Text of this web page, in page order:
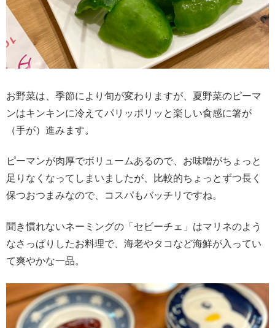
お野菜は、季節により旬が変わりますが、夏野菜のピーマ
ンはキンキンに冷えてパリッポリッと楽しい食感に箸が
（手が）進みます。
ピーマンが肉厚でボリュームあるので、お味噌がちょっと
足りなくなってしまいましたが、比較的ちょっとずつ長く
保つおつまみなので、コスパもバッチリですね。
聞き慣れないネーミングの「セビーチェ」はマリネのよう
なさっぱりしたお料理で、海老やタコなど海鮮が入ってい
て爽やかな一品。